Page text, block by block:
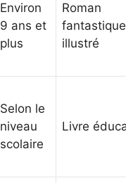
Environ
9 ans et
plus
Roman
fantastique
illustré
Selon le
niveau
scolaire
Livre